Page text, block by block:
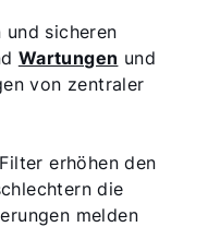
sicheren
Wartungen und
von zentraler
erhöhen den
die
melden